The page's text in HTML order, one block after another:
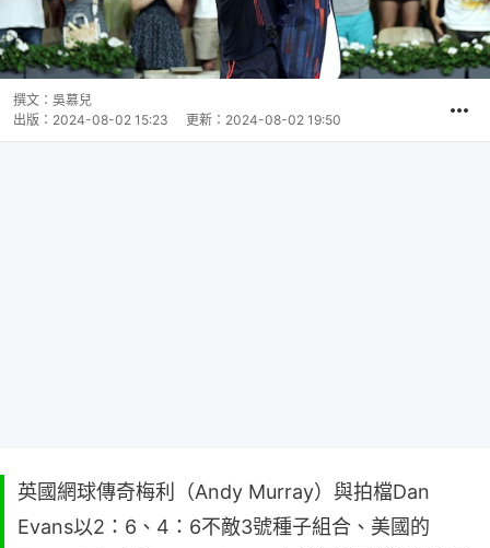
撰文： 吳慕兒
出版： 2024-08-02 15:23 更新： 2024-08-02 19:50
英國網球傳奇梅利（Andy Murray）與拍檔Dan
Evans以2：6、4：6不敵3號種子組合、美國的